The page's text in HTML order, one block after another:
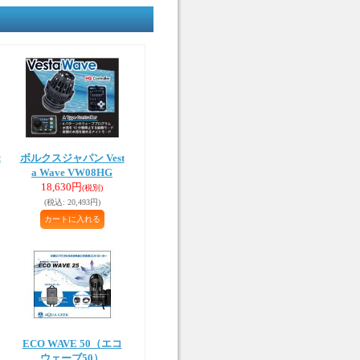
ボルクスジャパン Vest
a Wave VW08HG
18,630円(税別)
(税込: 20,493円)
ECO WAVE 50（エコ